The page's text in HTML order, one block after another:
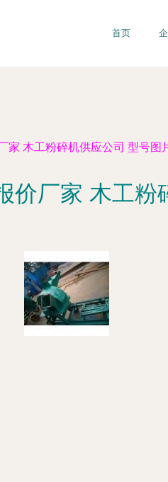
首页
家 木工粉碎机供应公司 型号图
价厂家 木工粉